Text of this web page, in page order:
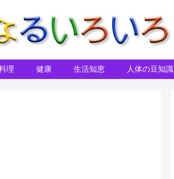
理 健康 生活知恵 人体の豆知識